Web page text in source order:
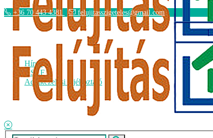
Hírek
ÁSZF
Adatkezelési tájékoztató
+36 70 443 4381 felujitasszigeteles@gmail.com